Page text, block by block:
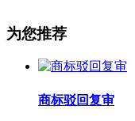
为您推荐
商标驳回复审